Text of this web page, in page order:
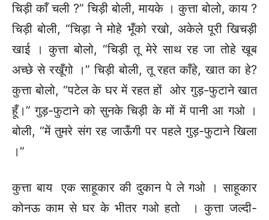
चिड़ी काँ चली ?” चिड़ी बोली, मायके । कुत्ता बोलो, काय ?
चिड़ी बोली, “चिड़ा ने मोहे भूँको रखो, अकेले पूरी खिचड़ी
खाई । कुत्ता बोलो, “चिड़ी तू मेरे साथ रह जा तोहे खूब
अच्छे से रखूँगो ।” चिड़ी बोली, तू रहत काँहे, खात का हे?
कुत्ता बोलो, “पटेल के घर में रहत हों ओर गुड़-फुटाने खात
हूँ।” गुड़-फुटाने को सुनके चिड़ी के मों में पानी आ गओ ।
बोली, “में तुमरे संग रह जाऊँगी पर पहले गुड़-फुटाने खिला
।”
कुत्ता बाय एक साहूकार की दुकान पे ले गओ । साहूकार
कोनऊ काम से घर के भीतर गओ हतो । कुत्ता जल्दी-